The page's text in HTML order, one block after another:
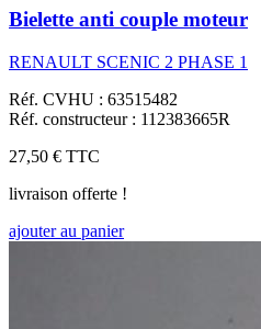
Bielette anti couple moteur
RENAULT SCENIC 2 PHASE 1
Réf. CVHU : 63515482
Réf. constructeur : 112383665R
27,50 € TTC
livraison offerte !
ajouter au panier